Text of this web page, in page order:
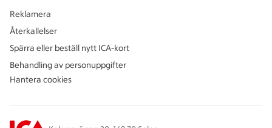
Reklamera
Återkallelser
Spärra eller beställ nytt ICA-kort
Behandling av personuppgifter
Hantera cookies